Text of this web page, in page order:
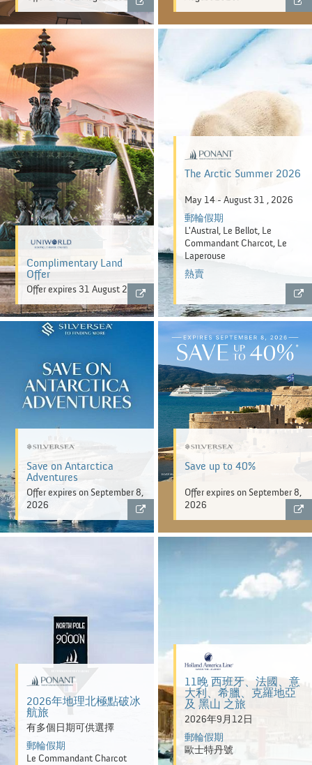
Complimentary Land
Offer
Offer expires 31 August 2026
The Arctic Summer 2026
May 14 - August 31 , 2026
郵輪假期
L'Austral, Le Bellot, Le
Commandant Charcot, Le
Laperouse
熱賣
Save on Antarctica
Adventures
Offer expires on September 8,
2026
Save up to 40%
Offer expires on September 8,
2026
2026年地理北極點破冰
航旅
有多個日期可供選擇
郵輪假期
Le Commandant Charcot
11晚 西班牙、法國、意
大利、希臘、克羅地亞
及 黑山 之旅
2026年9月12日
郵輪假期
歐士特丹號